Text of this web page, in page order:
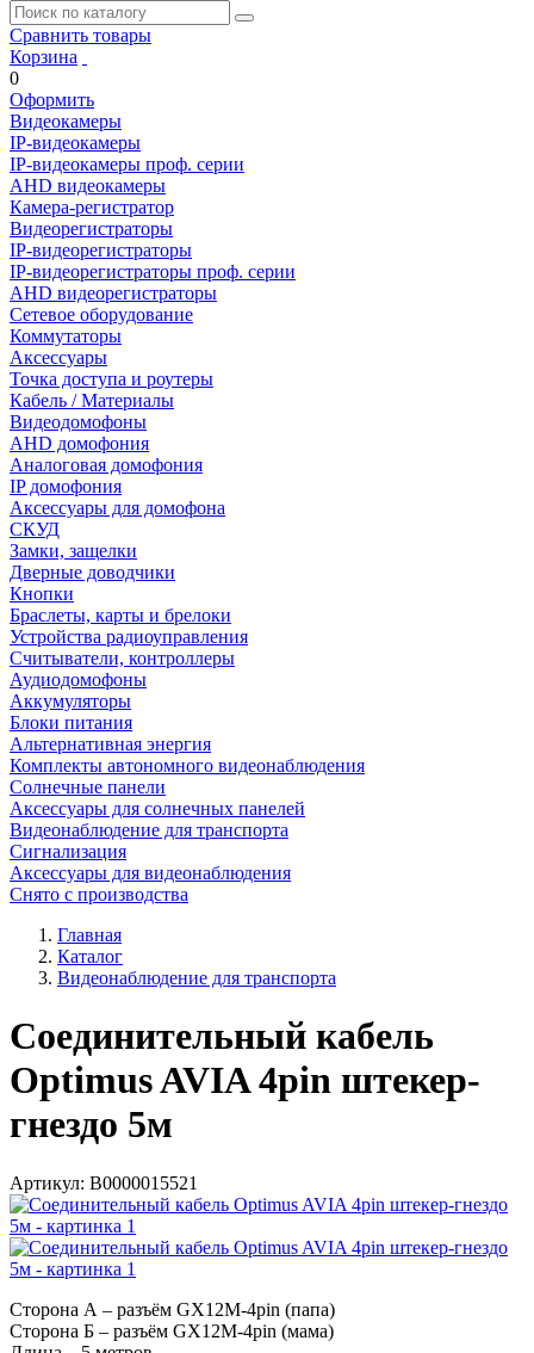
Сравнить товары
Корзина
0
Оформить
Видеокамеры
IP-видеокамеры
IP-видеокамеры проф. серии
AHD видеокамеры
Камера-регистратор
Видеорегистраторы
IP-видеорегистраторы
IP-видеорегистраторы проф. серии
AHD видеорегистраторы
Сетевое оборудование
Коммутаторы
Аксессуары
Точка доступа и роутеры
Кабель / Материалы
Видеодомофоны
AHD домофония
Аналоговая домофония
IP домофония
Аксессуары для домофона
СКУД
Замки, защелки
Дверные доводчики
Кнопки
Браслеты, карты и брелоки
Устройства радиоуправления
Считыватели, контроллеры
Аудиодомофоны
Аккумуляторы
Блоки питания
Альтернативная энергия
Комплекты автономного видеонаблюдения
Солнечные панели
Аксессуары для солнечных панелей
Видеонаблюдение для транспорта
Сигнализация
Аксессуары для видеонаблюдения
Снято с производства
Главная
Каталог
Видеонаблюдение для транспорта
Соединительный кабель
Optimus AVIA 4pin штекер-
гнездо 5м
Артикул: В0000015521
Сторона А – разъём GX12M-4pin (папа)
Сторона Б – разъём GX12M-4pin (мама)